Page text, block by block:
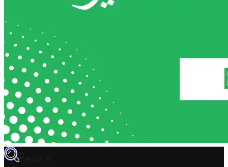
TROVIT